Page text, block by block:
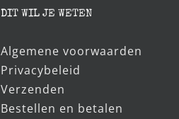
DIT WIL JE WETEN
Algemene voorwaarden
Privacybeleid
Verzenden
Bestellen en betalen